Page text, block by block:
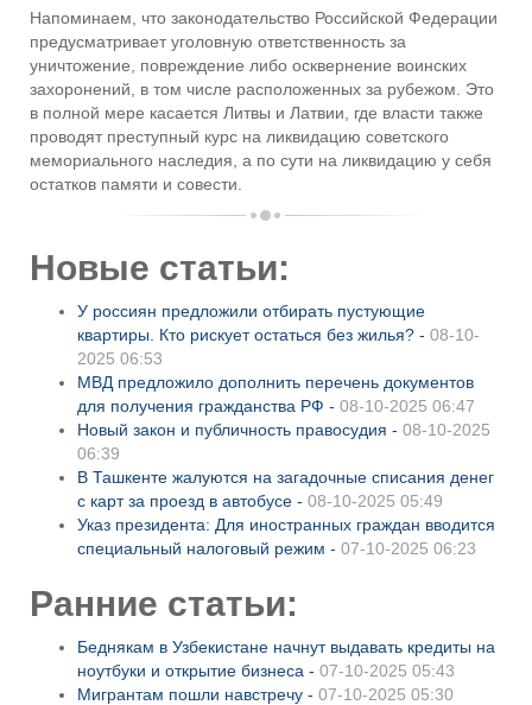
Напоминаем, что законодательство Российской Федерации
предусматривает уголовную ответственность за
уничтожение, повреждение либо осквернение воинских
захоронений, в том числе расположенных за рубежом. Это
в полной мере касается Литвы и Латвии, где власти также
проводят преступный курс на ликвидацию советского
мемориального наследия, а по сути на ликвидацию у себя
остатков памяти и совести.
Новые статьи:
У россиян предложили отбирать пустующие
квартиры. Кто рискует остаться без жилья? - 08-10-
2025 06:53
МВД предложило дополнить перечень документов
для получения гражданства РФ - 08-10-2025 06:47
Новый закон и публичность правосудия - 08-10-2025
06:39
В Ташкенте жалуются на загадочные списания денег
с карт за проезд в автобусе - 08-10-2025 05:49
Указ президента: Для иностранных граждан вводится
специальный налоговый режим - 07-10-2025 06:23
Ранние статьи:
Беднякам в Узбекистане начнут выдавать кредиты на
ноутбуки и открытие бизнеса - 07-10-2025 05:43
Мигрантам пошли навстречу - 07-10-2025 05:30